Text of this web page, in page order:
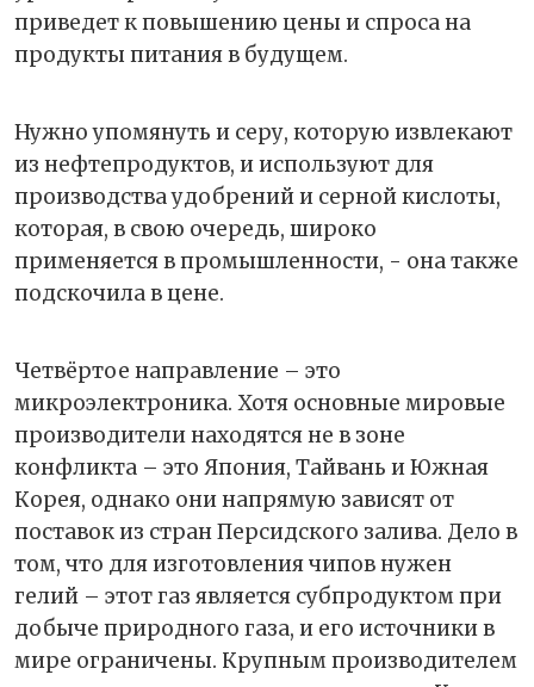
приведет к повышению цены и спроса на
продукты питания в будущем.
Нужно упомянуть и серу, которую извлекают
из нефтепродуктов, и используют для
производства удобрений и серной кислоты,
которая, в свою очередь, широко
применяется в промышленности, - она также
подскочила в цене.
Четвёртое направление – это
микроэлектроника. Хотя основные мировые
производители находятся не в зоне
конфликта – это Япония, Тайвань и Южная
Корея, однако они напрямую зависят от
поставок из стран Персидского залива. Дело в
том, что для изготовления чипов нужен
гелий – этот газ является субпродуктом при
добыче природного газа, и его источники в
мире ограничены. Крупным производителем